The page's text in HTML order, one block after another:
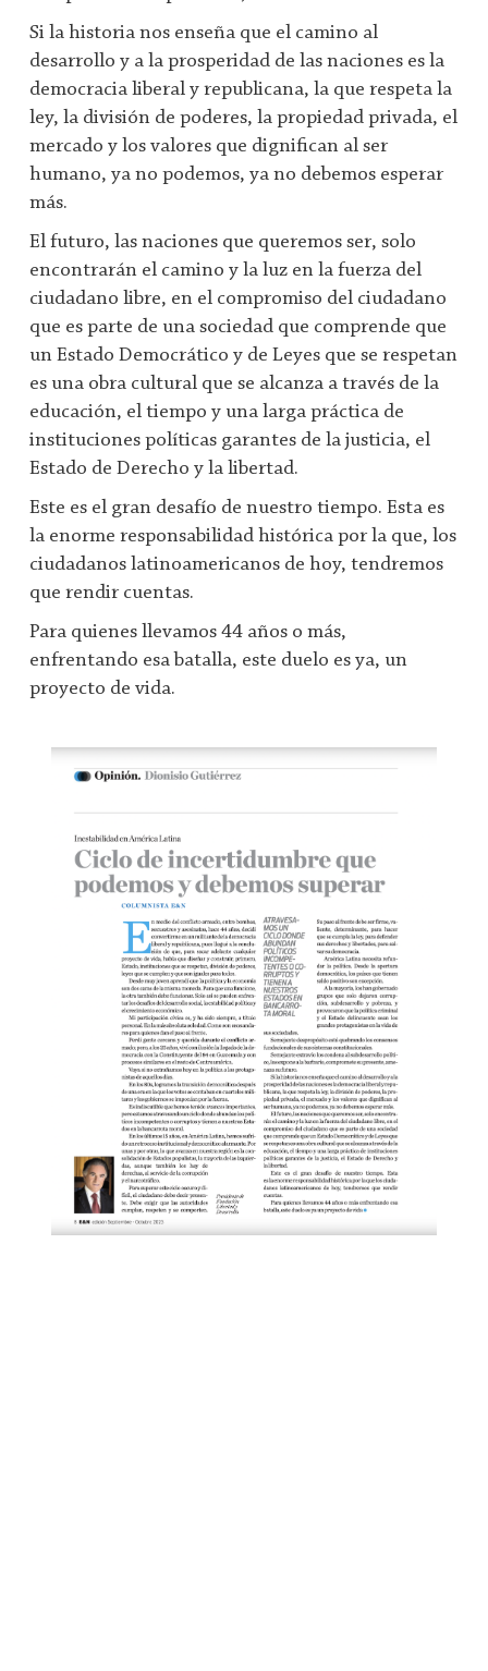
Si la historia nos enseña que el camino al
desarrollo y a la prosperidad de las naciones es la
democracia liberal y republicana, la que respeta la
ley, la división de poderes, la propiedad privada, el
mercado y los valores que dignifican al ser
humano, ya no podemos, ya no debemos esperar
más.
El futuro, las naciones que queremos ser, solo
encontrarán el camino y la luz en la fuerza del
ciudadano libre, en el compromiso del ciudadano
que es parte de una sociedad que comprende que
un Estado Democrático y de Leyes que se respetan
es una obra cultural que se alcanza a través de la
educación, el tiempo y una larga práctica de
instituciones políticas garantes de la justicia, el
Estado de Derecho y la libertad.
Este es el gran desafío de nuestro tiempo. Esta es
la enorme responsabilidad histórica por la que, los
ciudadanos latinoamericanos de hoy, tendremos
que rendir cuentas.
Para quienes llevamos 44 años o más,
enfrentando esa batalla, este duelo es ya, un
proyecto de vida.